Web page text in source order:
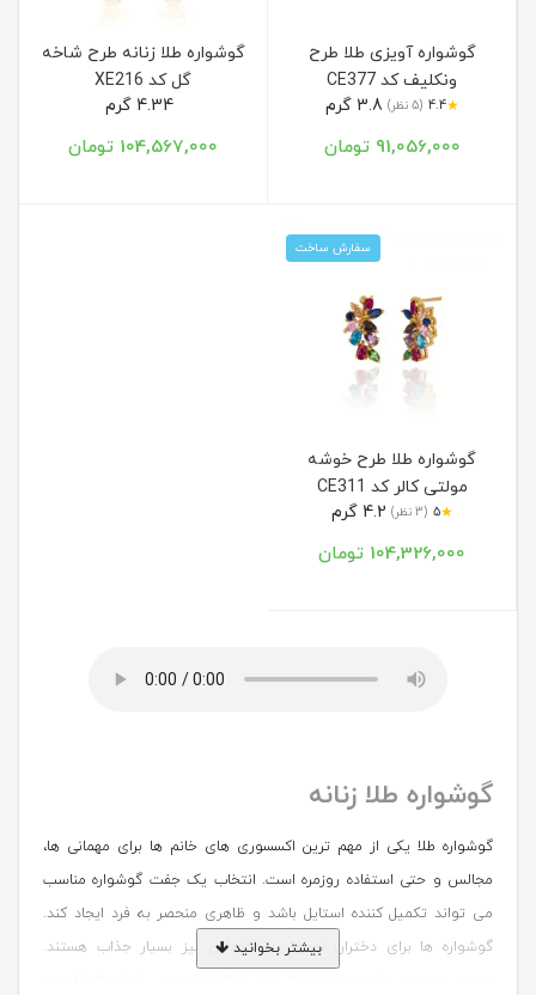
گوشواره آویزی طلا طرح
ونکلیف کد CE377
★
4.4 (5 نظر)
91,056,000 تومان
گوشواره طلا زنانه طرح شاخه
گل کد XE216
4.34 گرم
104,567,000 تومان
سفارش ساخت
گوشواره طلا طرح خوشه
مولتی کالر کد CE311
★
5 (3 نظر)
104,326,000 تومان
گوشواره طلا زنانه
گوشواره طلا یکی از مهم ترین اکسسوری های خانم ها برای مهمانی ها،
مجالس و حتی استفاده روزمره است. انتخاب یک جفت گوشواره مناسب
می تواند تکمیل کننده استایل باشد و ظاهری منحصر به فرد ایجاد کند.
گوشواره ها برای دختران نوجوان و کودکان نیز بسیار جذاب هستند.
بیشتر بخوانید